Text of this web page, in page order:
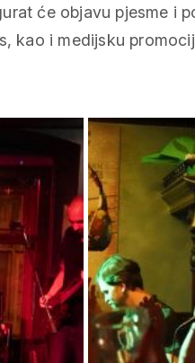
će objavu pjesme i
kao i medijsku